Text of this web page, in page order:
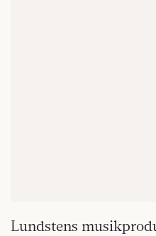
Lundstens